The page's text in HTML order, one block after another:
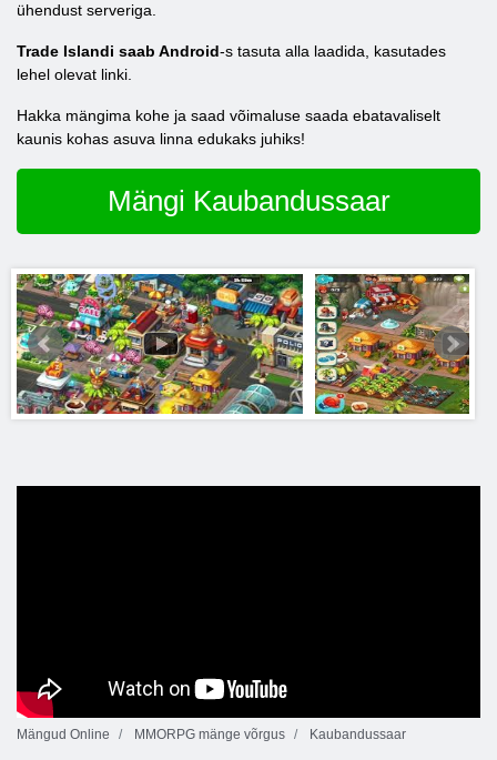
ühendust serveriga.
Trade Islandi saab Android-s tasuta alla laadida, kasutades
lehel olevat linki.
Hakka mängima kohe ja saad võimaluse saada ebatavaliselt
kaunis kohas asuva linna edukaks juhiks!
Mängi Kaubandussaar
Mängud Online MMORPG mänge võrgus Kaubandussaar